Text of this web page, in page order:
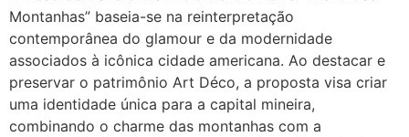
Montanhas” baseia-se na reinterpretação
contemporânea do glamour e da modernidade
associados à icônica cidade americana. Ao destacar e
preservar o patrimônio Art Déco, a proposta visa criar
uma identidade única para a capital mineira,
combinando o charme das montanhas com a